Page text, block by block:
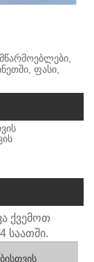
ფასი,
ქვემოთ
საათში.